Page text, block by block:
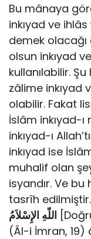
Bu mânaya
inkıyad ve
demek
olsun inkıyad
kullanılabilir.
zâlime inkıyad
olabilir. Fakat
İslâm inkıyad-ı
inkıyad-ı
inkıyad ise
muhalif olan
isyandır. Ve bu
tasrîh
اللّهِ الإِسْلاَمُ
(Âl-i İmran,